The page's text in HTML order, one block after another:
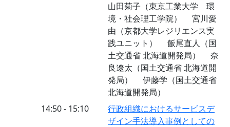
山田菊子（東京工業大学 環
境・社会理工学院） 宮川愛
由（京都大学レジリエンス実
践ユニット） 飯尾直人（国
土交通省 北海道開発局） 奈
良遼太（国土交通省 北海道開
発局） 伊藤学（国土交通省
北海道開発局）
14:50 - 15:10
行政組織におけるサービスデ
ザイン手法導入事例としての